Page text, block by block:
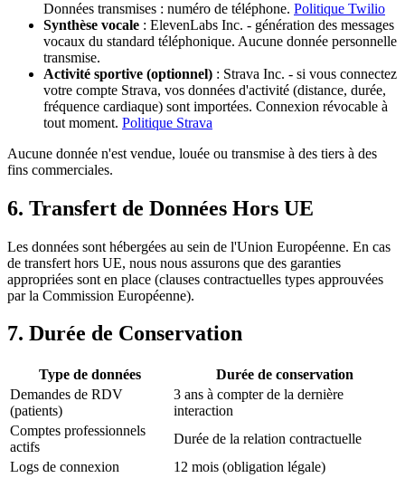
Données transmises : numéro de téléphone. Politique Twilio
Synthèse vocale : ElevenLabs Inc. - génération des messages
vocaux du standard téléphonique. Aucune donnée personnelle
transmise.
Activité sportive (optionnel) : Strava Inc. - si vous connectez
votre compte Strava, vos données d'activité (distance, durée,
fréquence cardiaque) sont importées. Connexion révocable à
tout moment. Politique Strava
Aucune donnée n'est vendue, louée ou transmise à des tiers à des
fins commerciales.
6. Transfert de Données Hors UE
Les données sont hébergées au sein de l'Union Européenne. En cas
de transfert hors UE, nous nous assurons que des garanties
appropriées sont en place (clauses contractuelles types approuvées
par la Commission Européenne).
7. Durée de Conservation
Type de données
Durée de conservation
Demandes de RDV
(patients)
3 ans à compter de la dernière
interaction
Comptes professionnels
actifs
Durée de la relation contractuelle
Logs de connexion
12 mois (obligation légale)